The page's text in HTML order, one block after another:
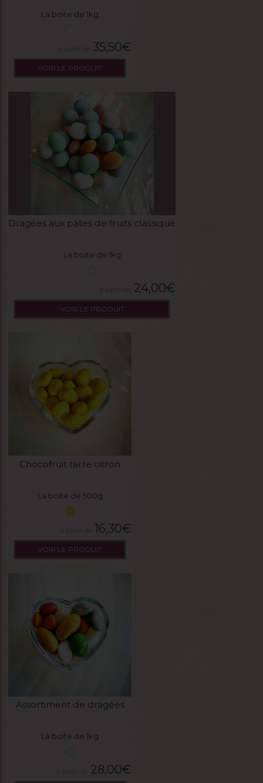
La boite de 1kg
35,50€
VOIR LE PRODUIT
Dragées aux pâtes de fruits classique
La boite de 1kg
24,00€
VOIR LE PRODUIT
Chocofruit tarte citron
La boite de 500g
16,30€
VOIR LE PRODUIT
Assortiment de dragées
La boite de 1kg
28,00€